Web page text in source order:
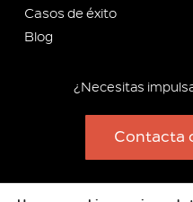
Casos de éxito
Blog
¿Necesitas
Contacta
Copyright 2012-